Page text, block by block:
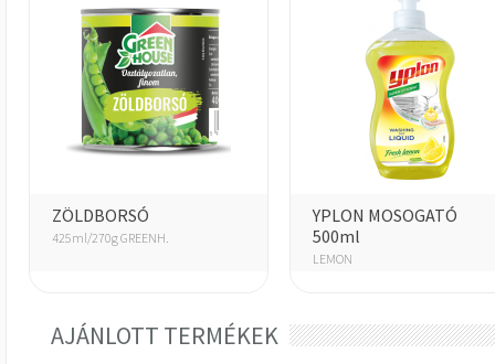
ZÖLDBORSÓ
425ml/270g GREENH.
YPLON MOSOGATÓ
500ml
LEMON
AJÁNLOTT TERMÉKEK